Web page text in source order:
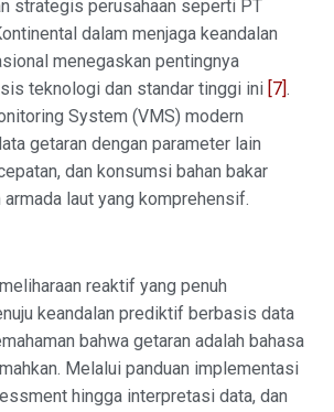
strategis perusahaan seperti PT
dalam menjaga keandalan
menegaskan pentingnya
teknologi dan standar tinggi ini [7].
System (VMS) modern
getaran dengan parameter lain
dan konsumsi bahan bakar
laut yang komprehensif.
reaktif yang penuh
keandalan prediktif berbasis data
bahwa getaran adalah bahasa
Melalui panduan implementasi
hingga interpretasi data, dan